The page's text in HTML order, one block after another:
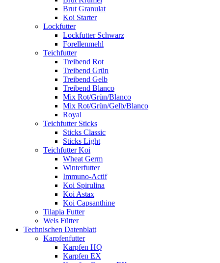
Brut Granulat
Koi Starter
Lockfutter
Lockfutter Schwarz
Forellenmehl
Teichfutter
Treibend Rot
Treibend Grün
Treibend Gelb
Treibend Blanco
Mix Rot/Grün/Blanco
Mix Rot/Grün/Gelb/Blanco
Royal
Teichfutter Sticks
Sticks Classic
Sticks Light
Teichfutter Koi
Wheat Germ
Winterfutter
Immuno-Actif
Koi Spirulina
Koi Astax
Koi Capsanthine
Tilapia Futter
Wels Fütter
Technischen Datenblatt
Karpfenfutter
Karpfen HQ
Karpfen EX